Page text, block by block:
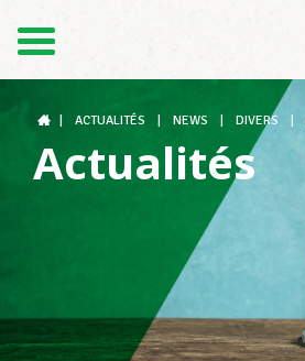
DE
Structures syndicales
ACTUALITÉS NEWS DIVERS
Actualités